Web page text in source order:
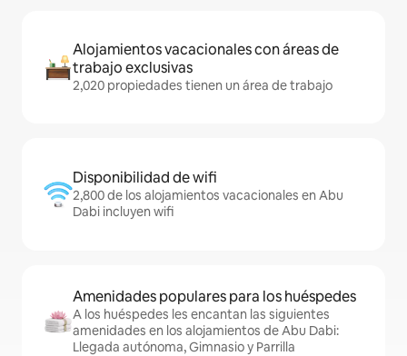
Alojamientos vacacionales con áreas de
trabajo exclusivas
2,020 propiedades tienen un área de trabajo
Disponibilidad de wifi
2,800 de los alojamientos vacacionales en Abu
Dabi incluyen wifi
Amenidades populares para los huéspedes
A los huéspedes les encantan las siguientes
amenidades en los alojamientos de Abu Dabi:
Llegada autónoma, Gimnasio y Parrilla